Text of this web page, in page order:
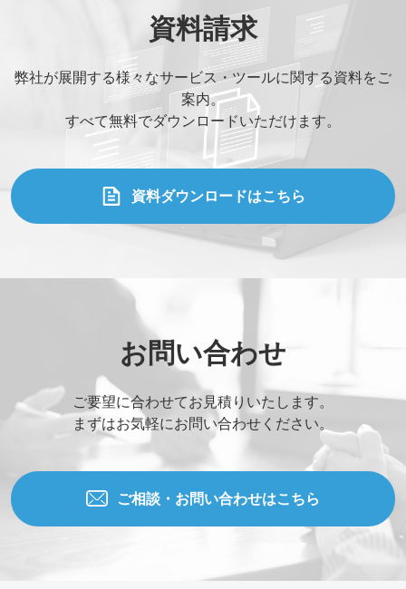
資料請求
弊社が展開する様々なサービス・ツールに関する資料をご
案内。
すべて無料でダウンロードいただけます。
資料ダウンロードはこちら
お問い合わせ
ご要望に合わせてお見積りいたします。
まずはお気軽にお問い合わせください。
ご相談・お問い合わせはこちら